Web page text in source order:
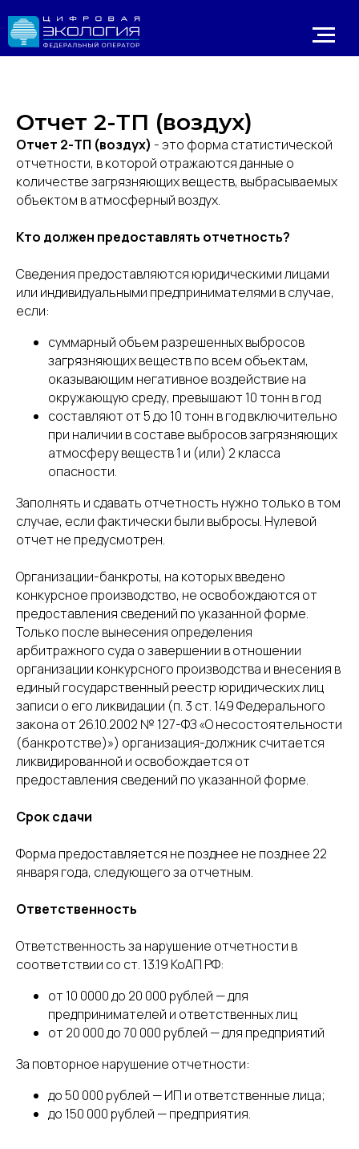
Реестр ОНВОС
info@cifra.eco
База знаний
Календарь
отчетности
8(800)234-93-88
Отчет 2-ТП (воздух)
Отчет 2-ТП (воздух) - это форма статистической
отчетности, в которой отражаются данные о
количестве загрязняющих веществ, выбрасываемых
объектом в атмосферный воздух.
Кто должен предоставлять отчетность?
Сведения предоставляются юридическими лицами
или индивидуальными предпринимателями в случае,
если:
суммарный объем разрешенных выбросов
загрязняющих веществ по всем объектам,
оказывающим негативное воздействие на
окружающую среду, превышают 10 тонн в год
составляют от 5 до 10 тонн в год включительно
при наличии в составе выбросов загрязняющих
атмосферу веществ 1 и (или) 2 класса
опасности.
Заполнять и сдавать отчетность нужно только в том
случае, если фактически были выбросы. Нулевой
отчет не предусмотрен.
Организации-банкроты, на которых введено
конкурсное производство, не освобождаются от
предоставления сведений по указанной форме.
Только после вынесения определения
арбитражного суда о завершении в отношении
организации конкурсного производства и внесения в
единый государственный реестр юридических лиц
записи о его ликвидации (п. 3 ст. 149 Федерального
закона от 26.10.2002 № 127-ФЗ «О несостоятельности
(банкротстве)») организация-должник считается
ликвидированной и освобождается от
предоставления сведений по указанной форме.
Срок сдачи
Форма предоставляется не позднее не позднее 22
января года, следующего за отчетным.
Ответственность
Ответственность за нарушение отчетности в
соответствии со ст. 13.19 КоАП РФ:
от 10 0000 до 20 000 рублей — для
предпринимателей и ответственных лиц
от 20 000 до 70 000 рублей — для предприятий
За повторное нарушение отчетности:
до 50 000 рублей — ИП и ответственные лица;
до 150 000 рублей — предприятия.